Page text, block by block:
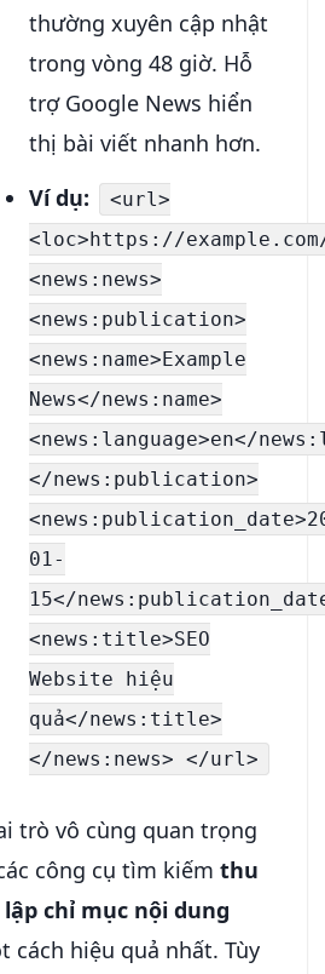
thường xuyên cập nhật
trong vòng 48 giờ. Hỗ
trợ Google News hiển
thị bài viết nhanh hơn.
Ví dụ:
<url>
<loc>https://
<news:news>
<news:publication>
<news:name>Example
News</news:name>
<news:language>en</
</news:publication>
01-
15</
<news:title>SEO
Website hiệu
quả</news:title>
</news:news> </url>
trò vô cùng quan trọng
công cụ tìm kiếm thu
chỉ mục nội dung
cách hiệu quả nhất. Tùy